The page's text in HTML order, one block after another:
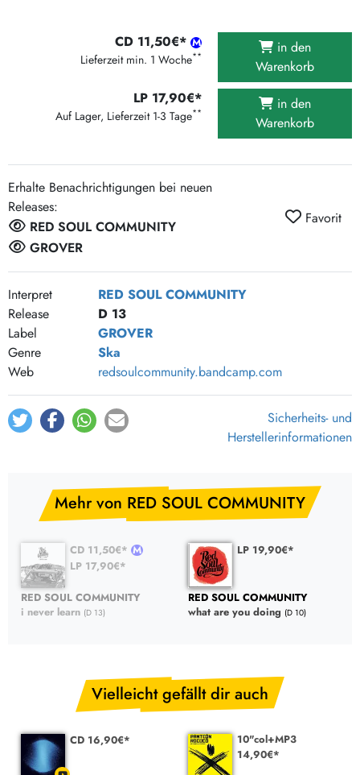
CD 11,50€*
Lieferzeit min. 1 Woche**
in den
Warenkorb
LP 17,90€*
Auf Lager, Lieferzeit 1-3 Tage**
in den
Warenkorb
Erhalte Benachrichtigungen bei neuen
Releases:
RED SOUL COMMUNITY
GROVER
Favorit
Interpret
RED SOUL COMMUNITY
Release
D 13
Label
GROVER
Genre
Ska
Web
redsoulcommunity.bandcamp.com
Sicherheits- und
Herstellerinformationen
Mehr von RED SOUL COMMUNITY
CD 11,50€*
LP 17,90€*
RED SOUL COMMUNITY
i never learn (D 13)
LP 19,90€*
RED SOUL COMMUNITY
what are you doing (D 10)
Vielleicht gefällt dir auch
CD 16,90€*
10"col+MP3
14,90€*